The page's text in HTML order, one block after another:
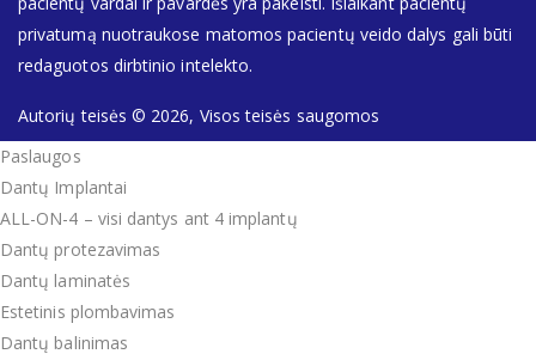
privatumą nuotraukose matomos pacientų veido dalys gali būti
redaguotos dirbtinio intelekto.
Autorių teisės © 2026, Visos teisės saugomos
Paslaugos
Dantų Implantai
ALL-ON-4 – visi dantys ant 4 implantų
Dantų protezavimas
Dantų laminatės
Estetinis plombavimas
Dantų balinimas